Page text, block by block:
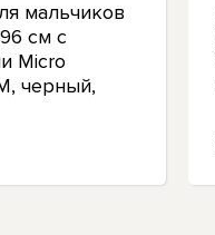
мальчиков
см с
Micro
черный,